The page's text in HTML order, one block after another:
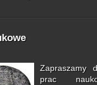
Zapraszamy
prac